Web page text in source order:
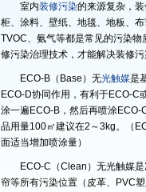
室内装修污染的来源复杂，
柜、涂料、壁纸、地毯、地板、
TVOC、氨气等都是常见的污染物
修污染治理技术，才能解决装修
ECO-B（Base）无光触媒是
ECO-D协同作用，有利于ECO-C
涂一遍ECO-B，然后再喷涂
品用量100㎡建议在2～3kg。（
面适当增加喷涂量）
ECO-C（Clean）无光触媒
帘等所有污染位置（皮革、PVC